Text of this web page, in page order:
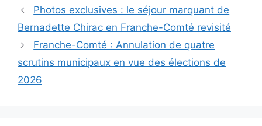
Photos exclusives : le séjour marquant de
Bernadette Chirac en Franche-Comté revisité
Franche-Comté : Annulation de quatre
scrutins municipaux en vue des élections de
2026